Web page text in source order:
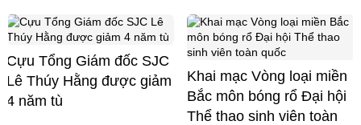
Cựu Tổng Giám đốc SJC
Lê Thúy Hằng được giảm
4 năm tù
Khai mạc Vòng loại miền
Bắc môn bóng rổ Đại hội
Thể thao sinh viên toàn